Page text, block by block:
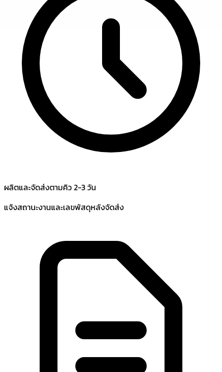
ผลิตและจัดส่งตามคิว 2-3 วัน
แจ้งสถานะงานและเลขพัสดุหลังจัดส่ง